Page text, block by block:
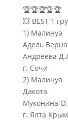
🏆🏆🏆🏆🏆
💥 BEST 1
1) Малинуа
Адель
Андреева
г. Сочи
2) Малинуа
Дакота
Муконина
г. Ялта Крым